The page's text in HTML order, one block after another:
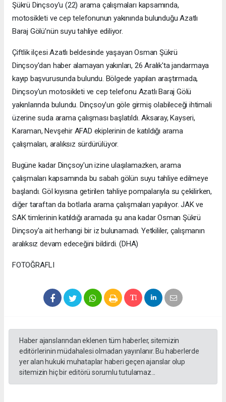
Şükrü Dinçsoy'u (22) arama çalışmaları kapsamında,
motosikleti ve cep telefonunun yakınında bulunduğu Azatlı
Baraj Gölü’nün suyu tahliye ediliyor.
Çiftlik ilçesi Azatlı beldesinde yaşayan Osman Şükrü
Dinçsoy'dan haber alamayan yakınları, 26 Aralık'ta jandarmaya
kayıp başvurusunda bulundu. Bölgede yapılan araştırmada,
Dinçsoy'un motosikleti ve cep telefonu Azatlı Baraj Gölü
yakınlarında bulundu. Dinçsoy'un göle girmiş olabileceği ihtimali
üzerine suda arama çalışması başlatıldı. Aksaray, Kayseri,
Karaman, Nevşehir AFAD ekiplerinin de katıldığı arama
çalışmaları, aralıksız sürdürülüyor.
Bugüne kadar Dinçsoy'un izine ulaşılamazken, arama
çalışmaları kapsamında bu sabah gölün suyu tahliye edilmeye
başlandı. Göl kıyısına getirilen tahliye pompalarıyla su çekilirken,
diğer taraftan da botlarla arama çalışmaları yapılıyor. JAK ve
SAK timlerinin katıldığı aramada şu ana kadar Osman Şükrü
Dinçsoy'a ait herhangi bir iz bulunamadı. Yetkililer, çalışmanın
aralıksız devam edeceğini bildirdi. (DHA)
FOTOĞRAFLI
Haber ajanslarından eklenen tüm haberler, sitemizin
editörlerinin müdahalesi olmadan yayınlanır. Bu haberlerde
yer alan hukuki muhataplar haberi geçen ajanslar olup
sitemizin hiç bir editörü sorumlu tutulamaz...